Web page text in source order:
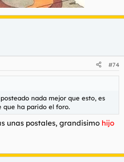
#74
nada mejor que esto, es
que ha parido el foro.
unas postales, grandisimo hijo